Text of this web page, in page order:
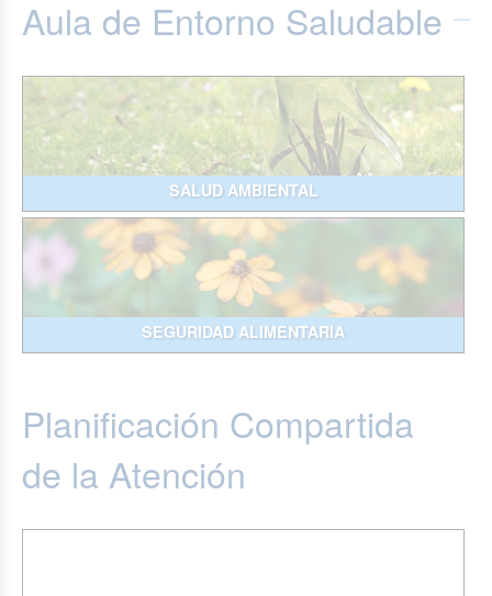
Aula de Entorno Saludable
SALUD AMBIENTAL
SEGURIDAD ALIMENTARIA
Planificación Compartida
de la Atención